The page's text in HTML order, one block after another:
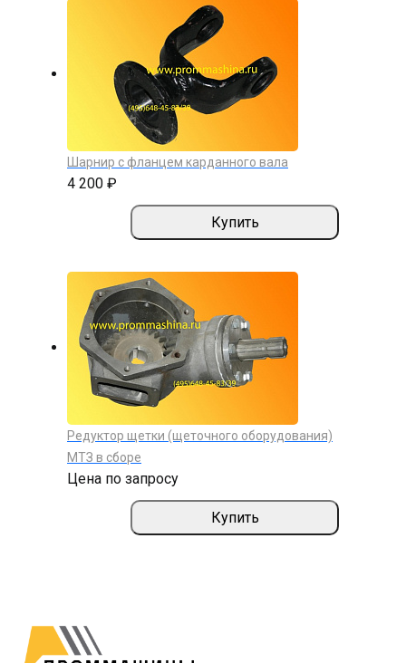
Шарнир с фланцем карданного вала
4 200 ₽
Купить
Редуктор щетки (щеточного оборудования)
МТЗ в сборе
Цена по запросу
Купить